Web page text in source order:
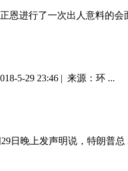
恩进行了一次出人意料的
5-29 23:46 | 来源：环 ...
日晚上发声明说，特朗普总